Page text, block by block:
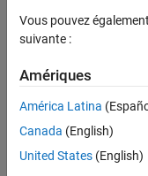
Vous pouvez
suivante :
Amériques
América Latina
Canada (English)
United States (English)